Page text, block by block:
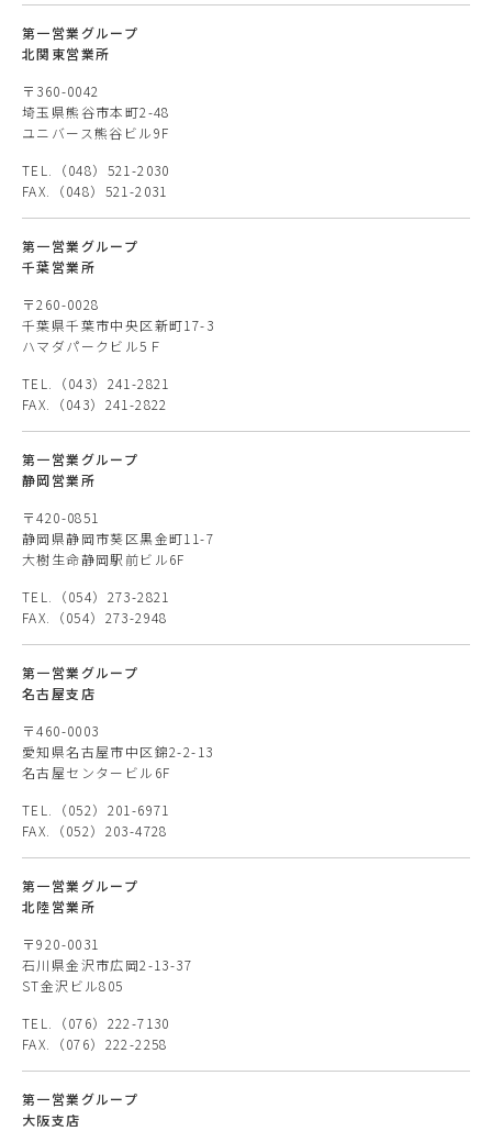
第一営業グループ
北関東営業所
〒360-0042
埼玉県熊谷市本町2-48
ユニバース熊谷ビル9F
TEL.（048）521-2030
FAX.（048）521-2031
第一営業グループ
千葉営業所
〒260-0028
千葉県千葉市中央区新町17-3
ハマダパークビル5Ｆ
TEL.（043）241-2821
FAX.（043）241-2822
第一営業グループ
静岡営業所
〒420-0851
静岡県静岡市葵区黒金町11-7
大樹生命静岡駅前ビル6F
TEL.（054）273-2821
FAX.（054）273-2948
第一営業グループ
名古屋支店
〒460-0003
愛知県名古屋市中区錦2-2-13
名古屋センタービル6F
TEL.（052）201-6971
FAX.（052）203-4728
第一営業グループ
北陸営業所
〒920-0031
石川県金沢市広岡2-13-37
ST金沢ビル805
TEL.（076）222-7130
FAX.（076）222-2258
第一営業グループ
大阪支店